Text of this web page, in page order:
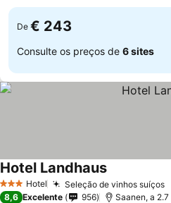
De € 243
Consulte os preços de 6 sites
3 EstrelasHotel Seleção de vinhos suíços
Hotel LandhausVer preços
8,6 Excelente 956 Saanen, a